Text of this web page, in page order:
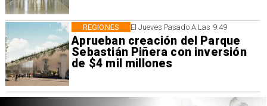
El Jueves Pasado A Las 9:49
Aprueban creación del Parque
Sebastián Piñera con inversión
de $4 mil millones
REGIONES